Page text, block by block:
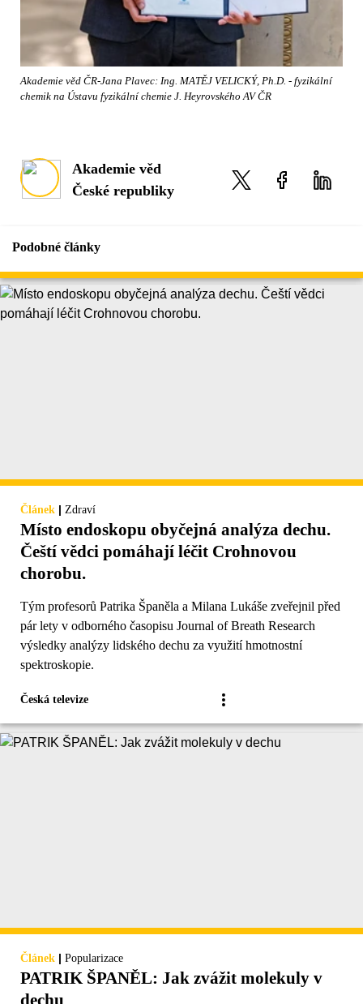
Akademie věd ČR-Jana Plavec: Ing. MATĚJ VELICKÝ, Ph.D. - fyzikální
chemik na Ústavu fyzikální chemie J. Heyrovského AV ČR
Akademie věd
České republiky
Podobné články
Článek | Zdraví
Místo endoskopu obyčejná analýza dechu.
Čeští vědci pomáhají léčit Crohnovou
chorobu.
Tým profesorů Patrika Španěla a Milana Lukáše zveřejnil před
pár lety v odborného časopisu Journal of Breath Research
výsledky analýzy lidského dechu za využití hmotnostní
spektroskopie.
Česká televize
Článek | Popularizace
PATRIK ŠPANĚL: Jak zvážit molekuly v
dechu